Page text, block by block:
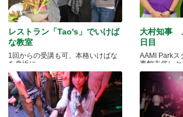
レストラン「Tao's」でいけば
な教室
1回からの受講も可、本格いけばな
を身近に
大村知事
日目
AAMI Parkス
事館主催レ